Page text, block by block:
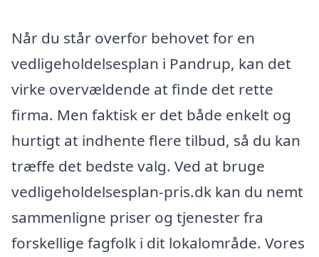
Når du står overfor behovet for en
vedligeholdelsesplan i Pandrup, kan det
virke overvældende at finde det rette
firma. Men faktisk er det både enkelt og
hurtigt at indhente flere tilbud, så du kan
træffe det bedste valg. Ved at bruge
vedligeholdelsesplan-pris.dk kan du nemt
sammenligne priser og tjenester fra
forskellige fagfolk i dit lokalområde. Vores